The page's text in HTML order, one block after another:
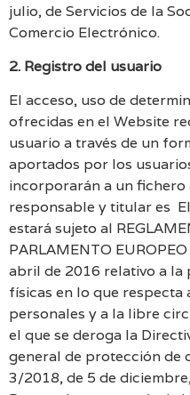
julio, de Servicios de la
Comercio Electrónico.
2. Registro del usuario
El acceso, uso de
ofrecidas en el Website
usuario a través de un
aportados por los
incorporarán a un fichero
responsable y titular es
estará sujeto al
PARLAMENTO
abril de 2016 relativo a la
físicas en lo que respecta
personales y a la libre
el que se deroga la
general de protección de
3/2018, de 5 de